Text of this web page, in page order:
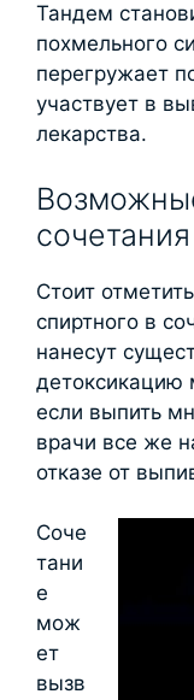
Тандем
похмельного
перегружает
участвует в
лекарства.
сочетания
Стоит
спиртного в
нанесут
детоксикацию
если выпить
врачи все же
отказе от
Соче
тани
е
мож
ет
вызв